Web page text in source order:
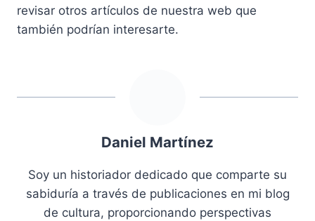
revisar otros artículos de nuestra web que
también podrían interesarte.
Daniel Martínez
Soy un historiador dedicado que comparte su
sabiduría a través de publicaciones en mi blog
de cultura, proporcionando perspectivas